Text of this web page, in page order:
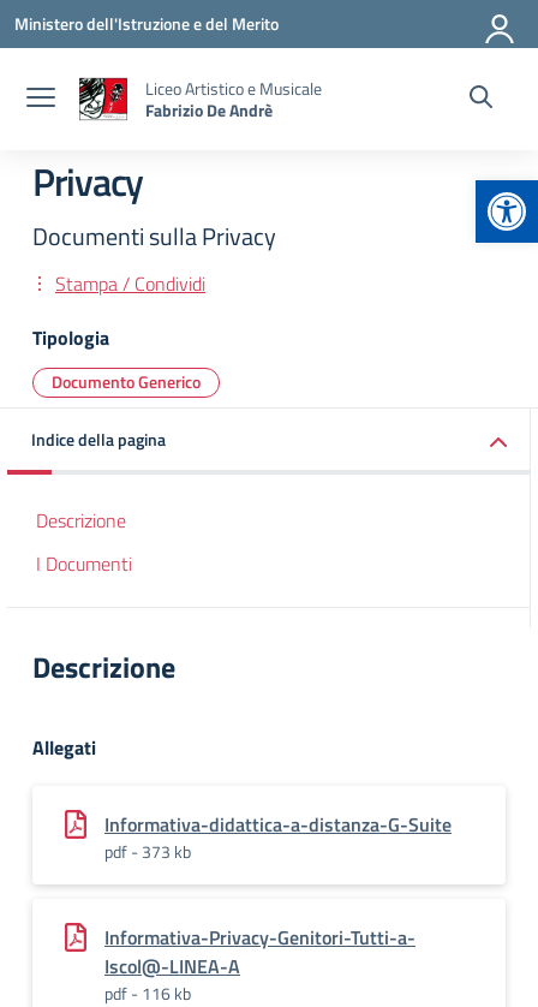
Vai ai contenuti
Vai al menu di navigazione
Vai al footer
Ministero dell'Istruzione e del Merito
Liceo Artistico e Musicale
Fabrizio De Andrè
Privacy
Documenti sulla Privacy
Stampa / Condividi
Tipologia
Documento Generico
Indice della pagina
Descrizione
I Documenti
Descrizione
Allegati
Informativa-didattica-a-distanza-G-Suite
pdf - 373 kb
Informativa-Privacy-Genitori-Tutti-a-
Iscol@-LINEA-A
pdf - 116 kb